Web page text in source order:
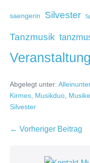
saengerin Silvester
Tanzmusik
Veranstaltung
Abgelegt unter:
Kirmes, Musikduo,
Silvester
Beitragsnavigation
← Vorheriger Beitrag